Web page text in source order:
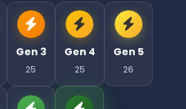
Gen 3
25
Gen 4
25
Gen 5
26